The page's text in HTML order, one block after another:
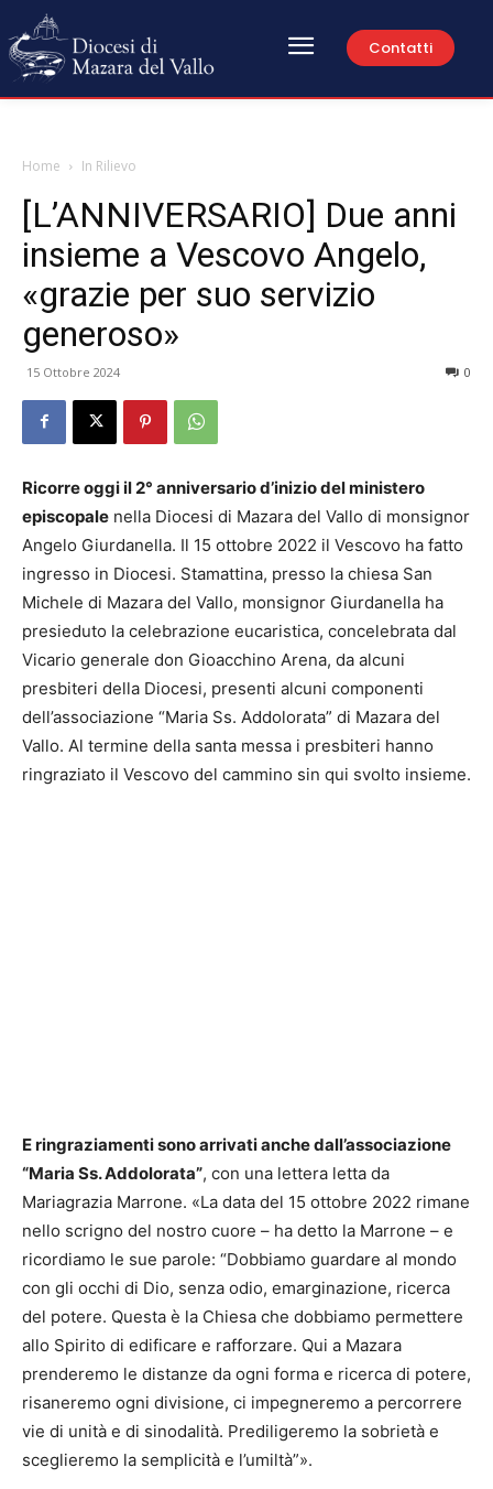
Contatti
Home In Rilievo
[L’ANNIVERSARIO] Due anni
insieme a Vescovo Angelo,
«grazie per suo servizio
generoso»
15 Ottobre 2024 0
Ricorre oggi il 2° anniversario d’inizio del ministero
episcopale nella Diocesi di Mazara del Vallo di monsignor
Angelo Giurdanella. Il 15 ottobre 2022 il Vescovo ha fatto
ingresso in Diocesi. Stamattina, presso la chiesa San
Michele di Mazara del Vallo, monsignor Giurdanella ha
presieduto la celebrazione eucaristica, concelebrata dal
Vicario generale don Gioacchino Arena, da alcuni
presbiteri della Diocesi, presenti alcuni componenti
dell’associazione “Maria Ss. Addolorata” di Mazara del
Vallo. Al termine della santa messa i presbiteri hanno
ringraziato il Vescovo del cammino sin qui svolto insieme.
E ringraziamenti sono arrivati anche dall’associazione
“Maria Ss. Addolorata”, con una lettera letta da
Mariagrazia Marrone. «La data del 15 ottobre 2022 rimane
nello scrigno del nostro cuore – ha detto la Marrone – e
ricordiamo le sue parole: “Dobbiamo guardare al mondo
con gli occhi di Dio, senza odio, emarginazione, ricerca
del potere. Questa è la Chiesa che dobbiamo permettere
allo Spirito di edificare e rafforzare. Qui a Mazara
prenderemo le distanze da ogni forma e ricerca di potere,
risaneremo ogni divisione, ci impegneremo a percorrere
vie di unità e di sinodalità. Prediligeremo la sobrietà e
sceglieremo la semplicità e l’umiltà”».